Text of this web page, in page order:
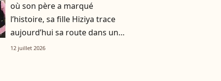
où son père a marqué
l’histoire, sa fille Hiziya trace
aujourd’hui sa route dans un
tout autre univers
12 juillet 2026